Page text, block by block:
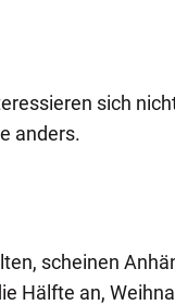
sich
anders.
scheinen
Hälfte an,